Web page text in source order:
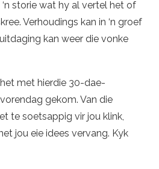
storie wat hy al vertel het of
Verhoudings kan in ‘n groef
kan weer die vonke
met hierdie 30-dae-
gekom. Van die
te soetsappig vir jou klink,
jou eie idees vervang. Kyk